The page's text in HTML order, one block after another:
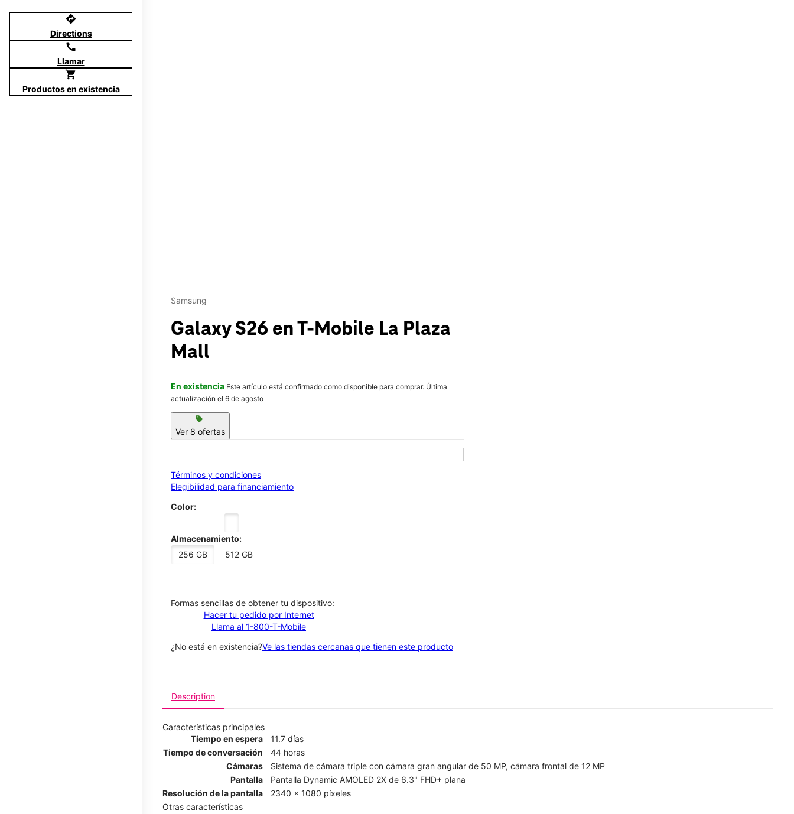
directions
Directions
call
Llamar
shopping_cart
Productos en existencia
Samsung
Galaxy S26 en T-Mobile La Plaza
Mall
En existencia Este artículo está confirmado como disponible para comprar. Última
actualización el 6 de agosto
sell
Ver 8 ofertas
Términos y condiciones
Elegibilidad para financiamiento
Color:
Almacenamiento:
256 GB
512 GB
​​​​​​​Formas sencillas de obtener tu dispositivo:
Hacer tu pedido por Internet
Llama al 1-800-T-Mobile
¿No está en existencia?Ve las tiendas cercanas que tienen este producto
Description
Características principales
Tiempo en espera
11.7 días
Tiempo de conversación
44 horas
Cámaras
Sistema de cámara triple con cámara gran angular de 50 MP, cámara frontal de 12 MP
Pantalla
Pantalla Dynamic AMOLED 2X de 6.3" FHD+ plana
Resolución de la pantalla
2340 x 1080 píxeles
Otras características